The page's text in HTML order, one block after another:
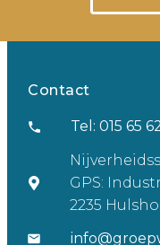
Contact
Tel: 015 65
GPS:
2235